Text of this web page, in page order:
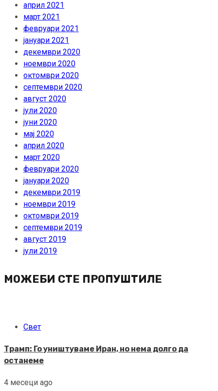
април 2021
март 2021
февруари 2021
јануари 2021
декември 2020
ноември 2020
октомври 2020
септември 2020
август 2020
јули 2020
јуни 2020
мај 2020
април 2020
март 2020
февруари 2020
јануари 2020
декември 2019
ноември 2019
октомври 2019
септември 2019
август 2019
јули 2019
МОЖЕБИ СТЕ ПРОПУШТИЛЕ
Свет
Трамп: Го уништуваме Иран, но нема долго да
останеме
4 месеци ago